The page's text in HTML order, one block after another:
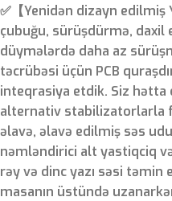
✅【Yenidən dizayn
çubuğu, sürüşdürmə,
düymələrdə daha az
təcrübəsi üçün PCB
inteqrasiya etdik. Siz hətta
alternativ stabilizatorlarla
əlavə, əlavə edilmiş səs
nəmləndirici alt yastiqciq
rəy və dinc yazı səsi təmin
masanın üstündə